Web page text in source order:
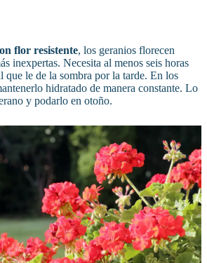
flor resistente, los geranios florecen
inexpertas. Necesita al menos seis horas
que le de la sombra por la tarde. En los
hidratado de manera constante. Lo
y podarlo en otoño.